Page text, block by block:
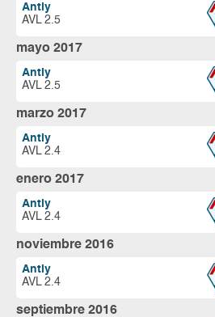
Antiy
AVL 2.5
mayo 2017
Antiy
AVL 2.5
marzo 2017
Antiy
AVL 2.4
enero 2017
Antiy
AVL 2.4
noviembre 2016
Antiy
AVL 2.4
septiembre 2016